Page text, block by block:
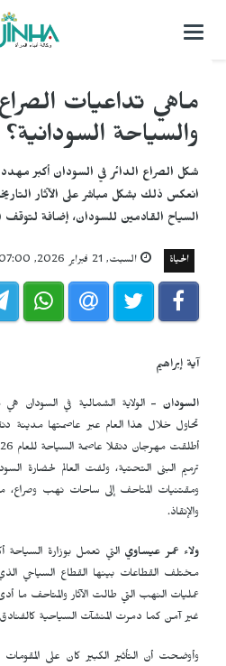
التحكم
ماهي تداعيات الصراع
والسياحة السودانية؟
شكل الصراع الدائر في السودان أكبر
انعكس ذلك بشكل مباشر على الآثار
السياح القادمين للسودان، إضافة لتوقف
الحياة السبت, 21 فبراير 2026, 07:00
آية إبراهيم
السودان - الولاية الشمالية في السودان هي
تحاول خلال هذا العام عبر عاصمتها مدينة
ترميم البنى التحتية، ولفت العالم لحضارة
ومقتنيات المتاحف إلى ساحات نهب
والإنقاذ.
ولاء عمر عيساوي التي تعمل بوزارة
مختلف القطاعات بينها القطاع السياحي
عمليات النهب التي طالت الآثار والمتاحف ما
غير آمن كما دمرت المنشآت السياحية
وأوضحت أن التأثير الكبير كان على المقومات